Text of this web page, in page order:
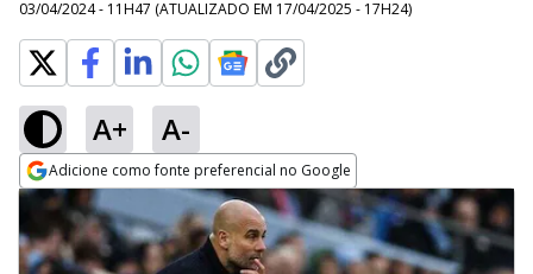
03/04/2024 - 11H47 (ATUALIZADO EM 17/04/2025 - 17H24)
A+ A-
Adicione como fonte preferencial no Google
Opens in new window